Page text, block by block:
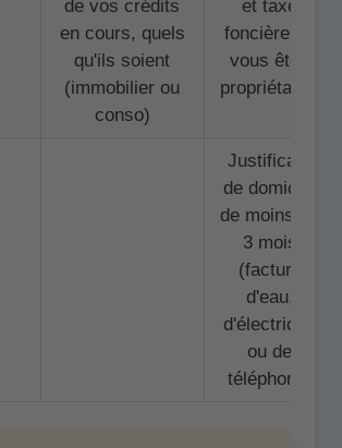
de vos crédits
en cours, quels
qu'ils soient
(immobilier ou
conso)
et taxe
foncière (si
vous êtes
propriétaire)
Justificatif
de domicile
de moins de
3 mois
(facture
d'eau,
d'électricité
ou de
téléphone)